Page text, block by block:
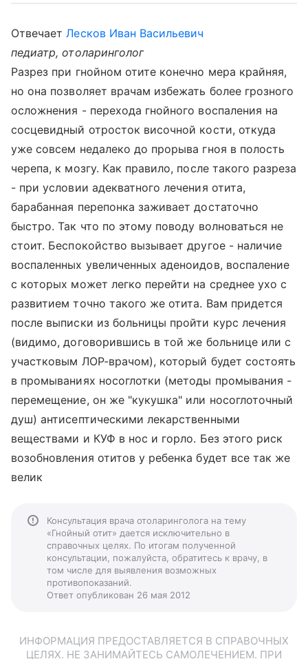
ОтвечаетЛесков Иван Васильевич
педиатр, отоларинголог
Разрез при гнойном отите конечно мера крайняя,
но она позволяет врачам избежать более грозного
осложнения - перехода гнойного воспаления на
сосцевидный отросток височной кости, откуда
уже совсем недалеко до прорыва гноя в полость
черепа, к мозгу. Как правило, после такого разреза
- при условии адекватного лечения отита,
барабанная перепонка заживает достаточно
быстро. Так что по этому поводу волноваться не
стоит. Беспокойство вызывает другое - наличие
воспаленных увеличенных аденоидов, воспаление
с которых может легко перейти на среднее ухо с
развитием точно такого же отита. Вам придется
после выписки из больницы пройти курс лечения
(видимо, договорившись в той же больнице или с
участковым ЛОР-врачом), который будет состоять
в промываниях носоглотки (методы промывания -
перемещение, он же "кукушка" или носоглоточный
душ) антисептическими лекарственными
веществами и КУФ в нос и горло. Без этого риск
возобновления отитов у ребенка будет все так же
велик
Консультация врача отоларинголога на тему
«Гнойный отит» дается исключительно в
справочных целях. По итогам полученной
консультации, пожалуйста, обратитесь к врачу, в
том числе для выявления возможных
противопоказаний.
Ответ опубликован 26 мая 2012
ИНФОРМАЦИЯ ПРЕДОСТАВЛЯЕТСЯ В СПРАВОЧНЫХ
ЦЕЛЯХ. НЕ ЗАНИМАЙТЕСЬ САМОЛЕЧЕНИЕМ. ПРИ